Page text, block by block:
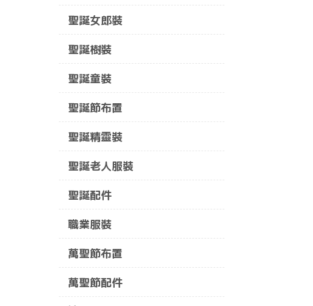
聖誕女郎裝
聖誕樹裝
聖誕童裝
聖誕節布置
聖誕精靈裝
聖誕老人服裝
聖誕配件
職業服裝
萬聖節布置
萬聖節配件